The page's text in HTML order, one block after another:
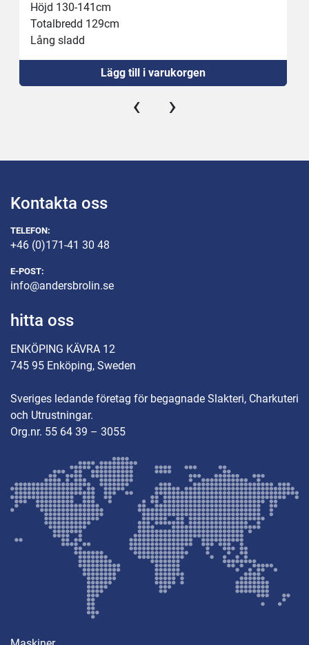
Höjd 130-141cm
Totalbredd 129cm
Lång sladd
Ny strömställare
Ny 16A kontakt Lägg till i varukorgen
‹ ›
Kontakta oss
TELEFON:
+46 (0)171-41 30 48
E-POST:
info@andersbrolin.se
hitta oss
ENKÖPING KÄVRA 12
745 95 Enköping, Sweden
Sveriges ledande företag för begagnade Slakteri, Charkuteri
och Utrustningar.
Org.nr. 55 64 39 – 3055